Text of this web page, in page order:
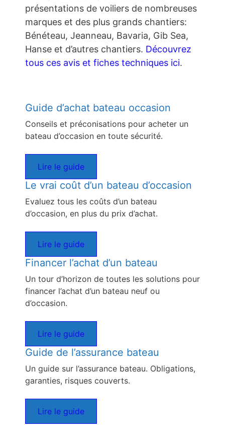
présentations de voiliers de nombreuses
marques et des plus grands chantiers:
Bénéteau, Jeanneau, Bavaria, Gib Sea,
Hanse et d’autres chantiers. Découvrez
tous ces avis et fiches techniques ici.
Guide d’achat bateau occasion
Conseils et préconisations pour acheter un
bateau d’occasion en toute sécurité.
Lire le guide
Le vrai coût d’un bateau d’occasion
Evaluez tous les coûts d’un bateau
d’occasion, en plus du prix d’achat.
Lire le guide
Financer l’achat d’un bateau
Un tour d’horizon de toutes les solutions pour
financer l’achat d’un bateau neuf ou
d’occasion.
Lire le guide
Guide de l’assurance bateau
Un guide sur l’assurance bateau. Obligations,
garanties, risques couverts.
Lire le guide